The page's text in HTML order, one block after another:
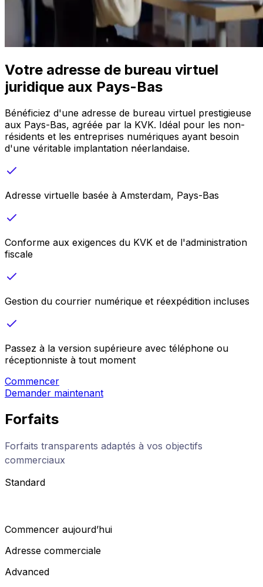
Votre adresse de bureau virtuel
juridique aux Pays-Bas
Bénéficiez d'une adresse de bureau virtuel prestigieuse
aux Pays-Bas, agréée par la KVK. Idéal pour les non-
résidents et les entreprises numériques ayant besoin
d'une véritable implantation néerlandaise.
Adresse virtuelle basée à Amsterdam, Pays-Bas
Conforme aux exigences du KVK et de l'administration
fiscale
Gestion du courrier numérique et réexpédition incluses
Passez à la version supérieure avec téléphone ou
réceptionniste à tout moment
Commencer
Demander maintenant
Forfaits
Forfaits transparents adaptés à vos objectifs
commerciaux
Standard
Commencer aujourd’hui
Adresse commerciale
Advanced